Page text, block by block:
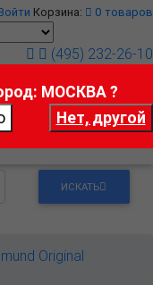
Корзина: 0 товаров
(495) 232-26-10
ИСКАТЬ
Original
МОСКВА ?